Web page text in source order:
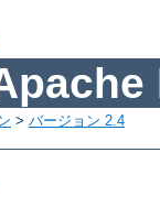
> バージョン 2.4